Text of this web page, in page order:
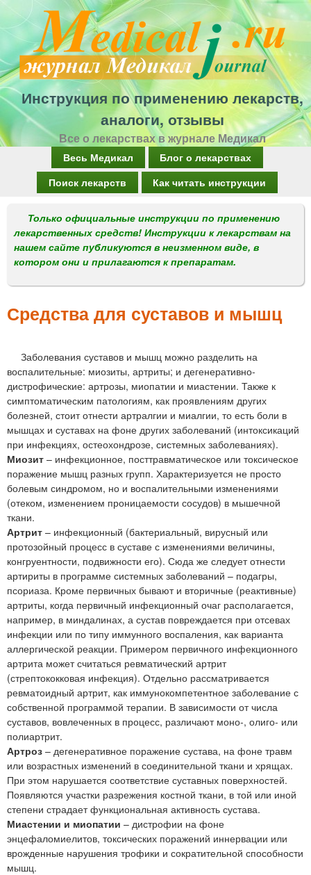
Перейти
к
основному
содержанию
Инструкция по применению лекарств,
аналоги, отзывы
Все о лекарствах в журнале Медикал
н
о
е
м
ю
Весь Медикал
Блог о лекарствах
Поиск лекарств
Как читать инструкции
Только официальные инструкции по применению
лекарственных средств! Инструкции к лекарствам на
нашем сайте публикуются в неизменном виде, в
котором они и прилагаются к препаратам.
Средства для суставов и мышц
Заболевания суставов и мышц можно разделить на
воспалительные: миозиты, артриты; и дегенеративно-
дистрофические: артрозы, миопатии и миастении. Также к
симптоматическим патологиям, как проявлениям других
болезней, стоит отнести артралгии и миалгии, то есть боли в
мышцах и суставах на фоне других заболеваний (интоксикаций
при инфекциях, остеохондрозе, системных заболеваниях).
Миозит – инфекционное, посттравматическое или токсическое
поражение мышц разных групп. Характеризуется не просто
болевым синдромом, но и воспалительными изменениями
(отеком, изменением проницаемости сосудов) в мышечной
ткани.
Артрит – инфекционный (бактериальный, вирусный или
протозойный процесс в суставе с изменениями величины,
конгруентности, подвижности его). Сюда же следует отнести
артириты в программе системных заболеваний – подагры,
псориаза. Кроме первичных бывают и вторичные (реактивные)
артриты, когда первичный инфекционный очаг располагается,
например, в миндалинах, а сустав повреждается при отсевах
инфекции или по типу иммунного воспаления, как варианта
аллергической реакции. Примером первичного инфекционного
артрита может считаться ревматический артрит
(стрептококковая инфекция). Отдельно рассматривается
ревматоидный артрит, как иммунокомпетентное заболевание с
собственной программой терапии. В зависимости от числа
суставов, вовлеченных в процесс, различают моно-, олиго- или
полиартрит.
Артроз – дегенеративное поражение сустава, на фоне травм
или возрастных изменений в соединительной ткани и хрящах.
При этом нарушается соответствие суставных поверхностей.
Появляются участки разрежения костной ткани, в той или иной
степени страдает функциональная активность сустава.
Миастении и миопатии – дистрофии на фоне
энцефаломиелитов, токсических поражений иннервации или
врожденные нарушения трофики и сократительной способности
мышц.